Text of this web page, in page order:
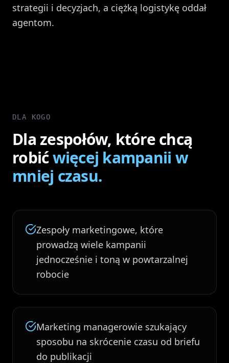
strategii i decyzjach, a ciężką logistykę oddał
agentom.
DLA KOGO
Dla zespołów, które chcą
robićwięcej kampanii w
mniej czasu.
Zespoły marketingowe, które
prowadzą wiele kampanii
jednocześnie i toną w powtarzalnej
robocie
Marketing managerowie szukający
sposobu na skrócenie czasu od briefu
do publikacji